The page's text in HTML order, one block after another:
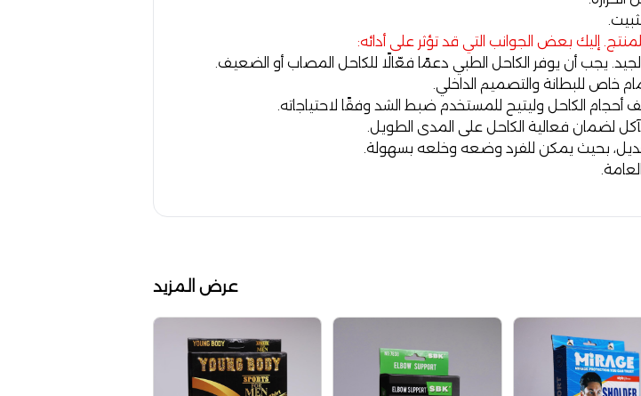
إليك بعض الجوانب التي قد تؤثر على أدائه:
الجيد. يجب أن يوفر الكاحل الطبي دعمًا فعّالًا للكاحل المصاب أو الضعيف.
خاص للبطانة والتصميم الداخلي.
الكاحل وليتيح للمستخدم ضبط الشد وفقًا لاحتياجاته.
لضمان فعالية الكاحل على المدى الطويل.
بحيث يمكن للفرد وضعه وخلعه بسهولة.
عرض المزيد